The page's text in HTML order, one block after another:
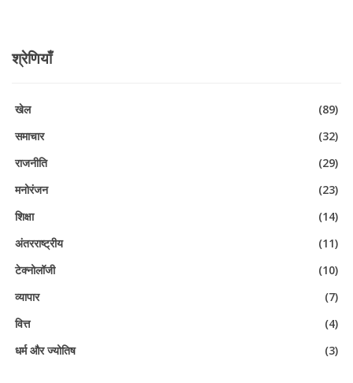
श्रेणियाँ
खेल
(89)
समाचार
(32)
राजनीति
(29)
मनोरंजन
(23)
शिक्षा
(14)
अंतरराष्ट्रीय
(11)
टेक्नोलॉजी
(10)
व्यापार
(7)
वित्त
(4)
धर्म और ज्योतिष
(3)